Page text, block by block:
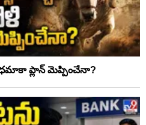
ప్లాన్ మెప్పించేనా?